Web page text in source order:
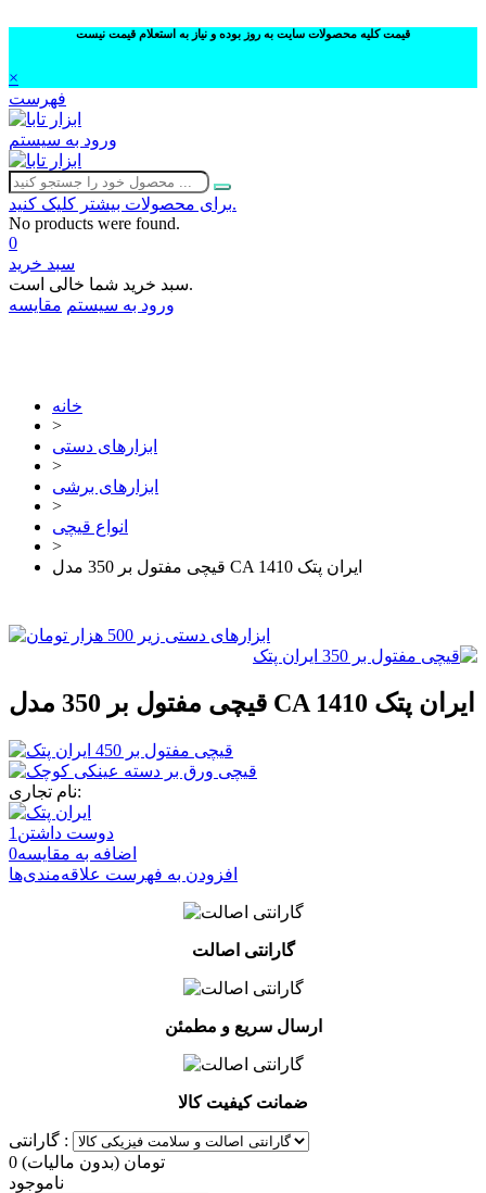
قیمت کلیه محصولات سایت به روز بوده و نیاز به استعلام قیمت نیست
×
فهرست
ورود به سیستم
برای محصولات بیشتر کلیک کنید.
No products were found.
0
سبد خرید
سبد خرید شما خالی است.
ورود به سیستم مقایسه
خانه
>
ابزارهای دستی
>
ابزارهای برشی
>
انواع قیچی
>
قیچی مفتول بر 350 مدل CA 1410 ایران پتک
قیچی مفتول بر 350 مدل CA 1410 ایران پتک
نام تجاری:
دوست داشتن 1
اضافه به مقایسه0
افزودن به فهرست علاقه‌مندی‌ها
گارانتی اصالت
ارسال سریع و مطمئن
ضمانت کیفیت کالا
گارانتی :
0 تومان (بدون مالیات)
ناموجود